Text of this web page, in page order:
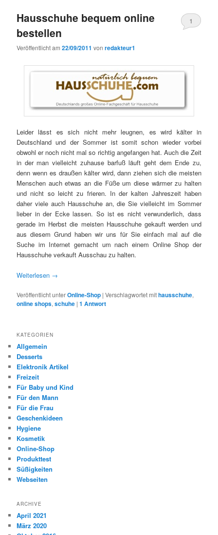
Hausschuhe bequem online
bestellen
Veröffentlicht am22/09/2011 vonredakteur1
1
Leider lässt es sich nicht mehr leugnen, es wird kälter in
Deutschland und der Sommer ist somit schon wieder vorbei
obwohl er noch nicht mal so richtig angefangen hat. Auch die Zeit
in der man vielleicht zuhause barfuß läuft geht dem Ende zu,
denn wenn es draußen kälter wird, dann ziehen sich die meisten
Menschen auch etwas an die Füße um diese wärmer zu halten
und nicht so leicht zu frieren. In der kalten Jahreszeit haben
daher viele auch Hausschuhe an, die Sie vielleicht im Sommer
lieber in der Ecke lassen. So ist es nicht verwunderlich, dass
gerade im Herbst die meisten Hausschuhe gekauft werden und
aus diesem Grund haben wir uns für Sie einfach mal auf die
Suche im Internet gemacht um nach einem Online Shop der
Hausschuhe verkauft Ausschau zu halten.
Weiterlesen →
Veröffentlicht unterOnline-Shop |Verschlagwortet mithausschuhe,
online shops,schuhe |1 Antwort
KATEGORIEN
Allgemein
Desserts
Elektronik Artikel
Freizeit
Für Baby und Kind
Für den Mann
Für die Frau
Geschenkideen
Hygiene
Kosmetik
Online-Shop
Produkttest
Süßigkeiten
Webseiten
ARCHIVE
April 2021
März 2020